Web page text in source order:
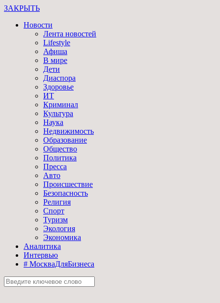
ЗАКРЫТЬ
Новости
Лента новостей
Lifestyle
Афиша
В мире
Дети
Диаспора
Здоровье
ИТ
Криминал
Культура
Наука
Недвижимость
Образование
Общество
Политика
Пресса
Авто
Происшествие
Безопасность
Религия
Спорт
Туризм
Экология
Экономика
Аналитика
Интервью
# МоскваДляБизнеса